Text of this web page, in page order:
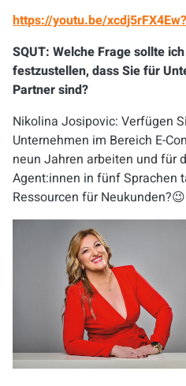
https://youtu.be/
SQUT: Welche Frage sollte
festzustellen, dass Sie für
Partner sind?
Nikolina Josipovic: Verfügen
Unternehmen im Bereich E-
neun Jahren arbeiten und für
Agent:innen in fünf Sprachen
Ressourcen für Neukunden?😉